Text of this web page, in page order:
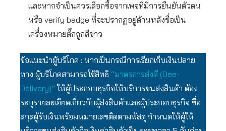
และหากจำเป็นควรเลือกซื้อจากเพจที่มีการยืนยันตัวตน
หรือ verify badge ที่จะปรากฏอยู่ด้านหลังชื่อเป็น
เครื่องหมายติ๊กถูกสีขาว
ข้อแนะนำผู้บริโภค : หากเป็นกรณีการเรียกเก็บเงินปลาย
ทาง ผู้บริโภคสามารถใช้สิทธิ “มาตรการส่งดี (Dee-
Delivery)”ให้ผู้ประกอบธุรกิจให้บริการขนส่งสินค้า ต้อง
ระบุรายละเอียดเกี่ยวกับผู้ส่งสินค้าและผู้ประกอบธุรกิจ ชื่อ
สกุลผู้รับเงินพร้อมหมายเลขติดตามพัสดุ กำหนดให้ผู้ให้